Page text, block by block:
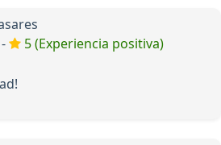
5 (Experiencia positiva)